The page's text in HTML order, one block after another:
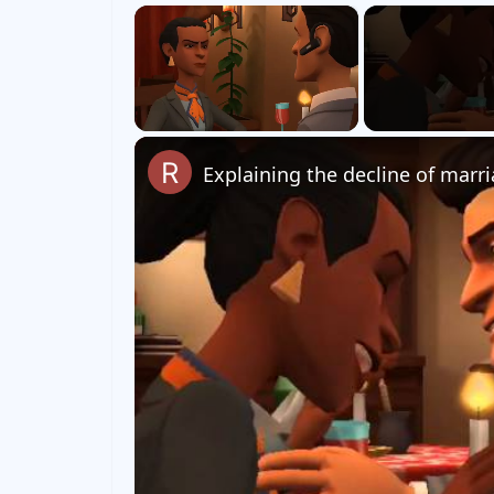
×
Explaining the decline of